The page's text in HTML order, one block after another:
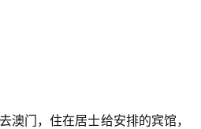
澳门，住在居士给安排的宾馆，